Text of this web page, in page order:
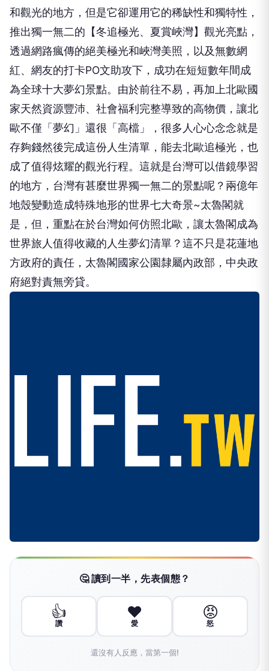
和觀光的地方，但是它卻運用它的稀缺性和獨特性，
推出獨一無二的【冬追極光、夏賞峽灣】觀光亮點，
透過網路瘋傳的絕美極光和峽灣美照，以及無數網
紅、網友的打卡PO文助攻下，成功在短短數年間成
為全球十大夢幻景點。由於前往不易，再加上北歐國
家天然資源豐沛、社會福利完整導致的高物價，讓北
歐不僅「夢幻」還很「高檔」，很多人心心念念就是
存夠錢然後完成這份人生清單，能去北歐追極光，也
成了值得炫耀的觀光行程。這就是台灣可以借鏡學習
的地方，台灣有甚麼世界獨一無二的景點呢？兩億年
地殼變動造成特殊地形的世界七大奇景~太魯閣就
是，但，重點在於台灣如何仿照北歐，讓太魯閣成為
世界旅人值得收藏的人生夢幻清單？這不只是花蓮地
方政府的責任，太魯閣國家公園隸屬內政部，中央政
府絕對責無旁貸。
🤔 讀到一半，先表個態？
👍
讚
❤️
愛
😡
怒
還沒有人反應，當第一個!